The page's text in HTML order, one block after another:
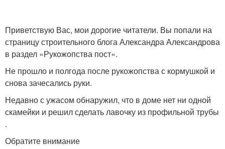
Приветствую Вас, мои дорогие читатели. Вы попали на
страницу строительного блога Александра Александрова
в раздел «Рукожопства пост«.
Не прошло и полгода после рукожопства с кормушкой и
снова зачесались руки.
Недавно с ужасом обнаружил, что в доме нет ни одной
скамейки и решил сделать лавочку из профильной трубы
.
Обратите внимание